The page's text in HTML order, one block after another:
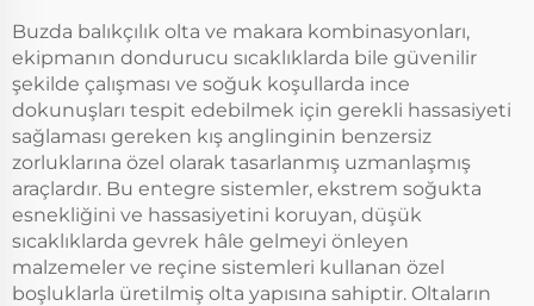
Buzda balıkçılık olta ve makara kombinasyonları,
ekipmanın dondurucu sıcaklıklarda bile güvenilir
şekilde çalışması ve soğuk koşullarda ince
dokunuşları tespit edebilmek için gerekli hassasiyeti
sağlaması gereken kış anglinginin benzersiz
zorluklarına özel olarak tasarlanmış uzmanlaşmış
araçlardır. Bu entegre sistemler, ekstrem soğukta
esnekliğini ve hassasiyetini koruyan, düşük
sıcaklıklarda gevrek hâle gelmeyi önleyen
malzemeler ve reçine sistemleri kullanan özel
boşluklarla üretilmiş olta yapısına sahiptir. Oltaların